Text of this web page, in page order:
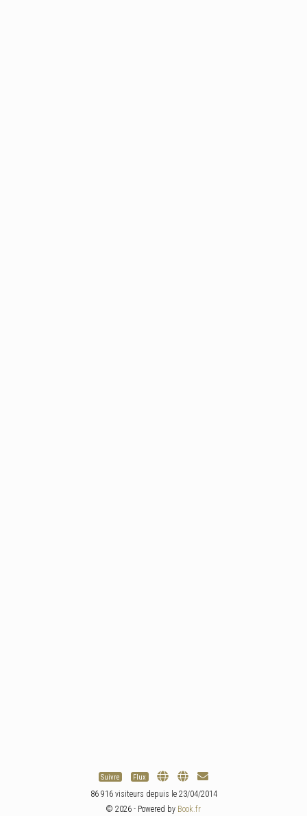
Suivre Flux
86 916 visiteurs depuis le 23/04/2014
© 2026 - Powered by Book.fr